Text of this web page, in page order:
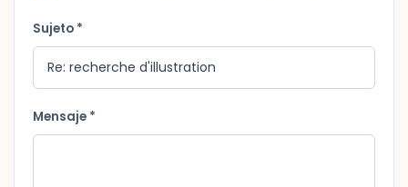
Sujeto *
Mensaje *